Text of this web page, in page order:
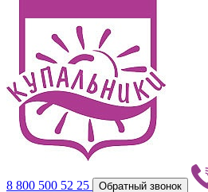
8 800 500 52 25 Обратный звонок